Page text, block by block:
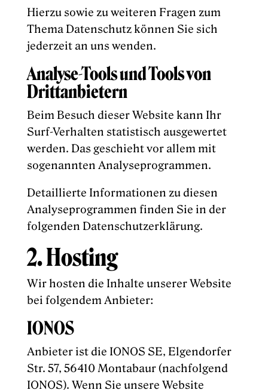
Hierzu sowie zu weiteren Fragen zum
Thema Datenschutz können Sie sich
jederzeit an uns wenden.
Analyse-Tools und Tools von
Dritt­anbietern
Beim Besuch dieser Website kann Ihr
Surf-Verhalten statistisch ausgewertet
werden. Das geschieht vor allem mit
sogenannten Analyseprogrammen.
Detaillierte Informationen zu diesen
Analyseprogrammen finden Sie in der
folgenden Datenschutzerklärung.
2. Hosting
Wir hosten die Inhalte unserer Website
bei folgendem Anbieter:
IONOS
Anbieter ist die IONOS SE, Elgendorfer
Str. 57, 56410 Montabaur (nachfolgend
IONOS). Wenn Sie unsere Website